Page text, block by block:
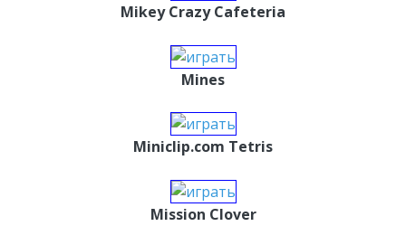
Mikey Crazy Cafeteria
Mines
Miniclip.com Tetris
Mission Clover